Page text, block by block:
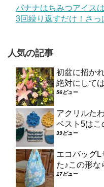
バナナはちみつアイス
3回繰り返すだけ！さ
人気の記事
初盆に招か
絶対にして
56ビュー
アクリルた
ベスト5はこ
39ビュー
エコバッグ
た♪この形な
17ビュー